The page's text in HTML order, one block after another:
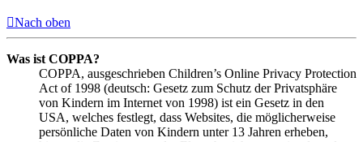
Nach oben
Was ist COPPA?
COPPA, ausgeschrieben Children’s Online Privacy Protection
Act of 1998 (deutsch: Gesetz zum Schutz der Privatsphäre
von Kindern im Internet von 1998) ist ein Gesetz in den
USA, welches festlegt, dass Websites, die möglicherweise
persönliche Daten von Kindern unter 13 Jahren erheben,